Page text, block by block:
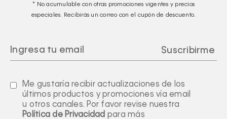
* No acumulable con otras promociones vigentes y precios
especiales. Recibirás un correo con el cupón de descuento.
Me gustaría recibir actualizaciones de los
últimos productos y promociones vía email
u otros canales. Por favor revise nuestra
Política de Privacidad para más